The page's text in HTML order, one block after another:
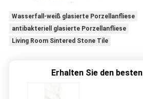
Wasserfall-weiß glasierte Porzellanfliese
antibakteriell glasierte Porzellanfliese
Living Room Sintered Stone Tile
Erhalten Sie den